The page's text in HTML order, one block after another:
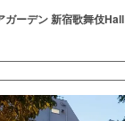
ガーデン 新宿歌舞伎Hall